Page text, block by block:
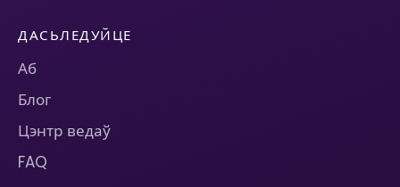
ДАСЬЛЕДУЙЦЕ
Аб
Блог
Цэнтр ведаў
FAQ